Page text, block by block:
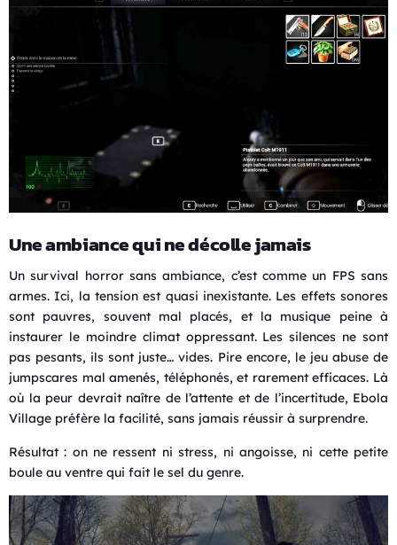
Une ambiance qui ne décolle jamais
Un survival horror sans ambiance, c’est comme un FPS sans
armes. Ici, la tension est quasi inexistante. Les effets sonores
sont pauvres, souvent mal placés, et la musique peine à
instaurer le moindre climat oppressant. Les silences ne sont
pas pesants, ils sont juste… vides. Pire encore, le jeu abuse de
jumpscares mal amenés, téléphonés, et rarement efficaces. Là
où la peur devrait naître de l’attente et de l’incertitude, Ebola
Village préfère la facilité, sans jamais réussir à surprendre.
Résultat : on ne ressent ni stress, ni angoisse, ni cette petite
boule au ventre qui fait le sel du genre.